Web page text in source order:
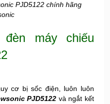
PJD5122 chính hãng
máy chiếu
cơ bị sốc điện, luôn luôn
PJD5122 và ngắt kết